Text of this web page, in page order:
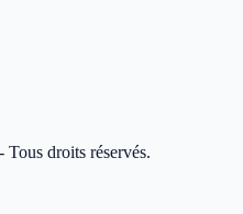
droits réservés.